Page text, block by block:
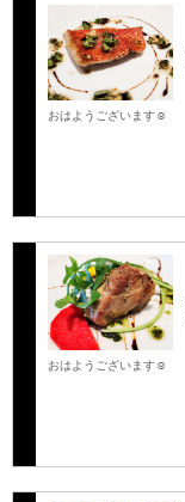
おはようございます☺️
おはようございます☺️